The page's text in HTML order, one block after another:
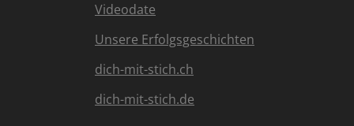
Videodate
Unsere Erfolgsgeschichten
dich-mit-stich.ch
dich-mit-stich.de